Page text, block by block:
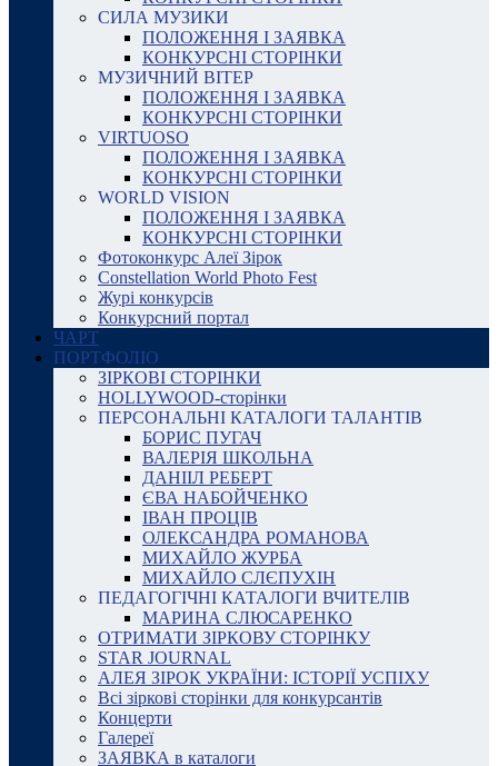
СИЛА МУЗИКИ
ПОЛОЖЕННЯ І ЗАЯВКА
КОНКУРСНІ СТОРІНКИ
МУЗИЧНИЙ ВІТЕР
ПОЛОЖЕННЯ І ЗАЯВКА
КОНКУРСНІ СТОРІНКИ
VIRTUOSO
ПОЛОЖЕННЯ І ЗАЯВКА
КОНКУРСНІ СТОРІНКИ
WORLD VISION
ПОЛОЖЕННЯ І ЗАЯВКА
КОНКУРСНІ СТОРІНКИ
Фотоконкурс Алеї Зірок
Constellation World Photo Fest
Журі конкурсів
Конкурсний портал
ЧАРТ
ПОРТФОЛІО
ЗІРКОВІ СТОРІНКИ
HOLLYWOOD-сторінки
ПЕРСОНАЛЬНІ КАТАЛОГИ ТАЛАНТІВ
БОРИС ПУГАЧ
ВАЛЕРІЯ ШКОЛЬНА
ДАНІІЛ РЕБЕРТ
ЄВА НАБОЙЧЕНКО
ІВАН ПРОЦІВ
ОЛЕКСАНДРА РОМАНОВА
МИХАЙЛО ЖУРБА
МИХАЙЛО СЛЄПУХІН
ПЕДАГОГІЧНІ КАТАЛОГИ ВЧИТЕЛІВ
МАРИНА СЛЮСАРЕНКО
ОТРИМАТИ ЗІРКОВУ СТОРІНКУ
STAR JOURNAL
АЛЕЯ ЗІРОК УКРАЇНИ: ІСТОРІЇ УСПІХУ
Всі зіркові сторінки для конкурсантів
Концерти
Галереї
ЗАЯВКА в каталоги